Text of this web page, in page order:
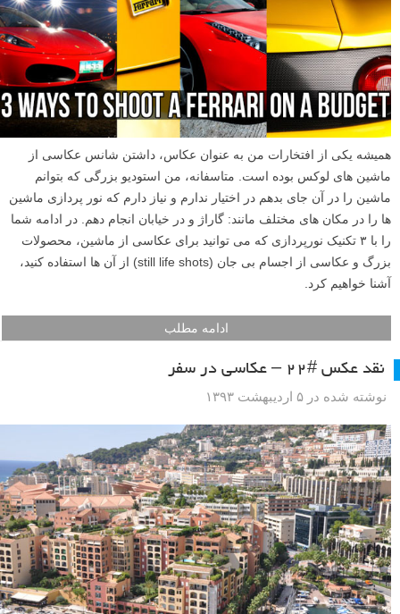
همیشه یکی از افتخارات من به عنوان عکاس، داشتن شانس عکاسی از
ماشین های لوکس بوده است. متاسفانه، من استودیو بزرگی که بتوانم
ماشین را در آن جای بدهم در اختیار ندارم و نیاز دارم که نور پردازی ماشین
ها را در مکان های مختلف مانند: گاراژ و در خیابان انجام دهم. در ادامه شما
را با ۳ تکنیک نورپردازی که می توانید برای عکاسی از ماشین، محصولات
بزرگ و عکاسی از اجسام بی جان (still life shots) از آن ها استفاده کنید،
آشنا خواهیم کرد.
ادامه مطلب
نقد عکس #۲۲ – عکاسی در سفر
نوشته شده در ۵ اردیبهشت ۱۳۹۳